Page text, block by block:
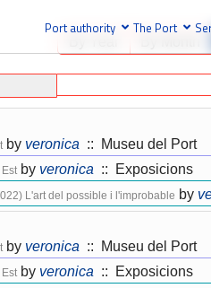
Port authority The Port
by veronica :: Museu del Port
by veronica :: Exposicions
L'art del possible i l'improbable by
by veronica :: Museu del Port
by veronica :: Exposicions